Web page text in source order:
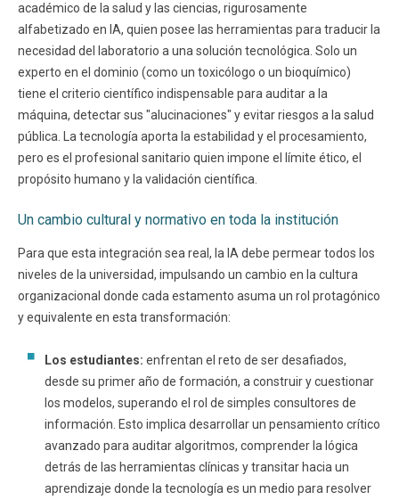
académico de la salud y las ciencias, rigurosamente
alfabetizado en IA, quien posee las herramientas para traducir la
necesidad del laboratorio a una solución tecnológica. Solo un
experto en el dominio (como un toxicólogo o un bioquímico)
tiene el criterio científico indispensable para auditar a la
máquina, detectar sus "alucinaciones" y evitar riesgos a la salud
pública. La tecnología aporta la estabilidad y el procesamiento,
pero es el profesional sanitario quien impone el límite ético, el
propósito humano y la validación científica.
Un cambio cultural y normativo en toda la institución
Para que esta integración sea real, la IA debe permear todos los
niveles de la universidad, impulsando un cambio en la cultura
organizacional donde cada estamento asuma un rol protagónico
y equivalente en esta transformación:
Los estudiantes: enfrentan el reto de ser desafiados,
desde su primer año de formación, a construir y cuestionar
los modelos, superando el rol de simples consultores de
información. Esto implica desarrollar un pensamiento crítico
avanzado para auditar algoritmos, comprender la lógica
detrás de las herramientas clínicas y transitar hacia un
aprendizaje donde la tecnología es un medio para resolver